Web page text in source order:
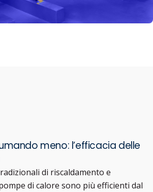
meno: l’efficacia delle
di riscaldamento e
di calore sono più efficienti dal